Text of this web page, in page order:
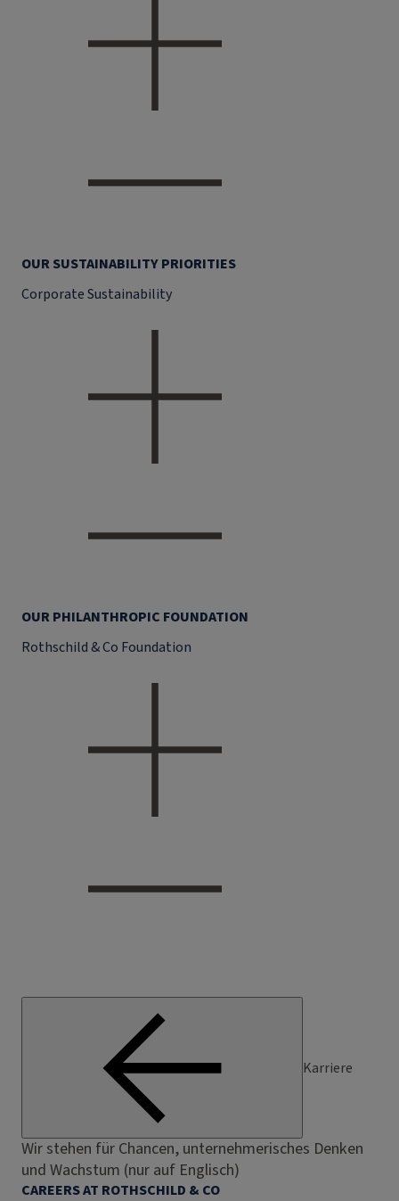
OUR SUSTAINABILITY PRIORITIES
Corporate Sustainability
OUR PHILANTHROPIC FOUNDATION
Rothschild & Co Foundation
Karriere
Wir stehen für Chancen, unternehmerisches Denken
und Wachstum (nur auf Englisch)
CAREERS AT ROTHSCHILD & CO